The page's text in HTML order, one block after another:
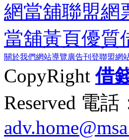
網當舖聯盟網
當舖黃頁優質
關於我們網站導覽廣告刊登聯盟網
CopyRight借
Reserved 電